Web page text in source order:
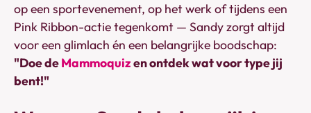
op een sportevenement, op het werk of tijdens een
Pink Ribbon-actie tegenkomt — Sandy zorgt altijd
voor een glimlach én een belangrijke boodschap:
"Doe deMammoquizen ontdek wat voor type jij
bent!"